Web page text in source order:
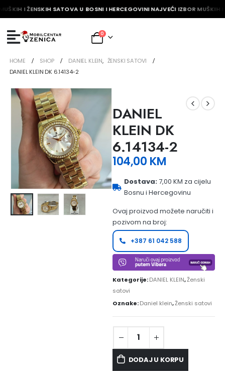
I ŽENSKIH SATOVA U BOSNI I HERCEGOVINI NAJVEĆI IZBOR
0
HOME SHOP DANIEL KLEIN, ŽENSKI SATOVI
DANIEL KLEIN DK 6.14134-2
DANIEL
KLEIN DK
6.14134-2
104,00 KM
Dostava:7,00 KM za cijelu
Bosnu i Hercegovinu
Ovaj proizvod možete naručiti i
pozivom na broj:
+387 61 042 588
Kategorije:DANIEL KLEIN,Ženski
satovi
Oznake:Daniel klein,Ženski satovi
DODAJ U KORPU